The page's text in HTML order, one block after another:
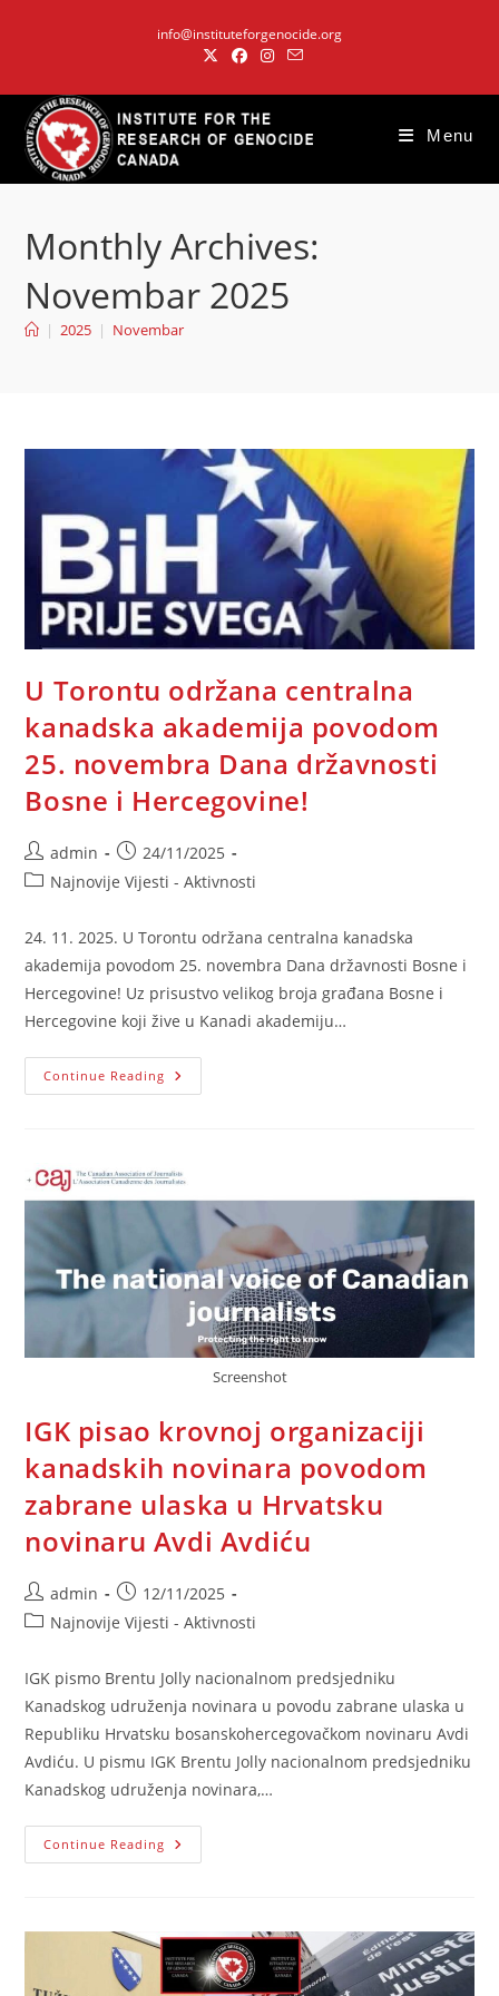
info@instituteforgenocide.org
Menu
Monthly Archives:
Novembar 2025
| 2025 | Novembar
U Torontu održana centralna
kanadska akademija povodom
25. novembra Dana državnosti
Bosne i Hercegovine!
Post
author:
admin
Post
published:
24/11/2025
PostNajnovije Vijesti - Aktivnosti
24. 11. 2025. U Torontu održana centralna kanadska
akademija povodom 25. novembra Dana državnosti Bosne i
Hercegovine! Uz prisustvo velikog broja građana Bosne i
Hercegovine koji žive u Kanadi akademiju…
Continue Reading U
Torontu
Povodom
25.
Novembra
Državnosti
Bosne
I
Hercegovine!
Screenshot
IGK pisao krovnoj organizaciji
kanadskih novinara povodom
zabrane ulaska u Hrvatsku
novinaru Avdi Avdiću
Post
author:
admin
Post
published:
12/11/2025
PostNajnovije Vijesti - Aktivnosti
IGK pismo Brentu Jolly nacionalnom predsjedniku
Kanadskog udruženja novinara u povodu zabrane ulaska u
Republiku Hrvatsku bosanskohercegovačkom novinaru Avdi
Avdiću. U pismu IGK Brentu Jolly nacionalnom predsjedniku
Kanadskog udruženja novinara,…
Continue Reading IGK
Pisao
Povodom
Zabrane
Ulaska
U